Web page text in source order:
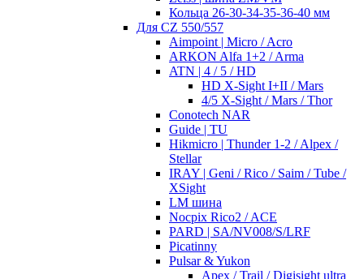
Кольца 26-30-34-35-36-40 мм
Для CZ 550/557
Aimpoint | Micro / Acro
ARKON Alfa 1+2 / Arma
ATN | 4 / 5 / HD
HD X-Sight I+II / Mars
4/5 X-Sight / Mars / Thor
Conotech NAR
Guide | TU
Hikmicro | Thunder 1-2 / Alpex /
Stellar
IRAY | Geni / Rico / Saim / Tube /
XSight
LM шина
Nocpix Rico2 / ACE
PARD | SA/NV008/S/LRF
Picatinny
Pulsar & Yukon
Apex / Trail / Digisight ultra